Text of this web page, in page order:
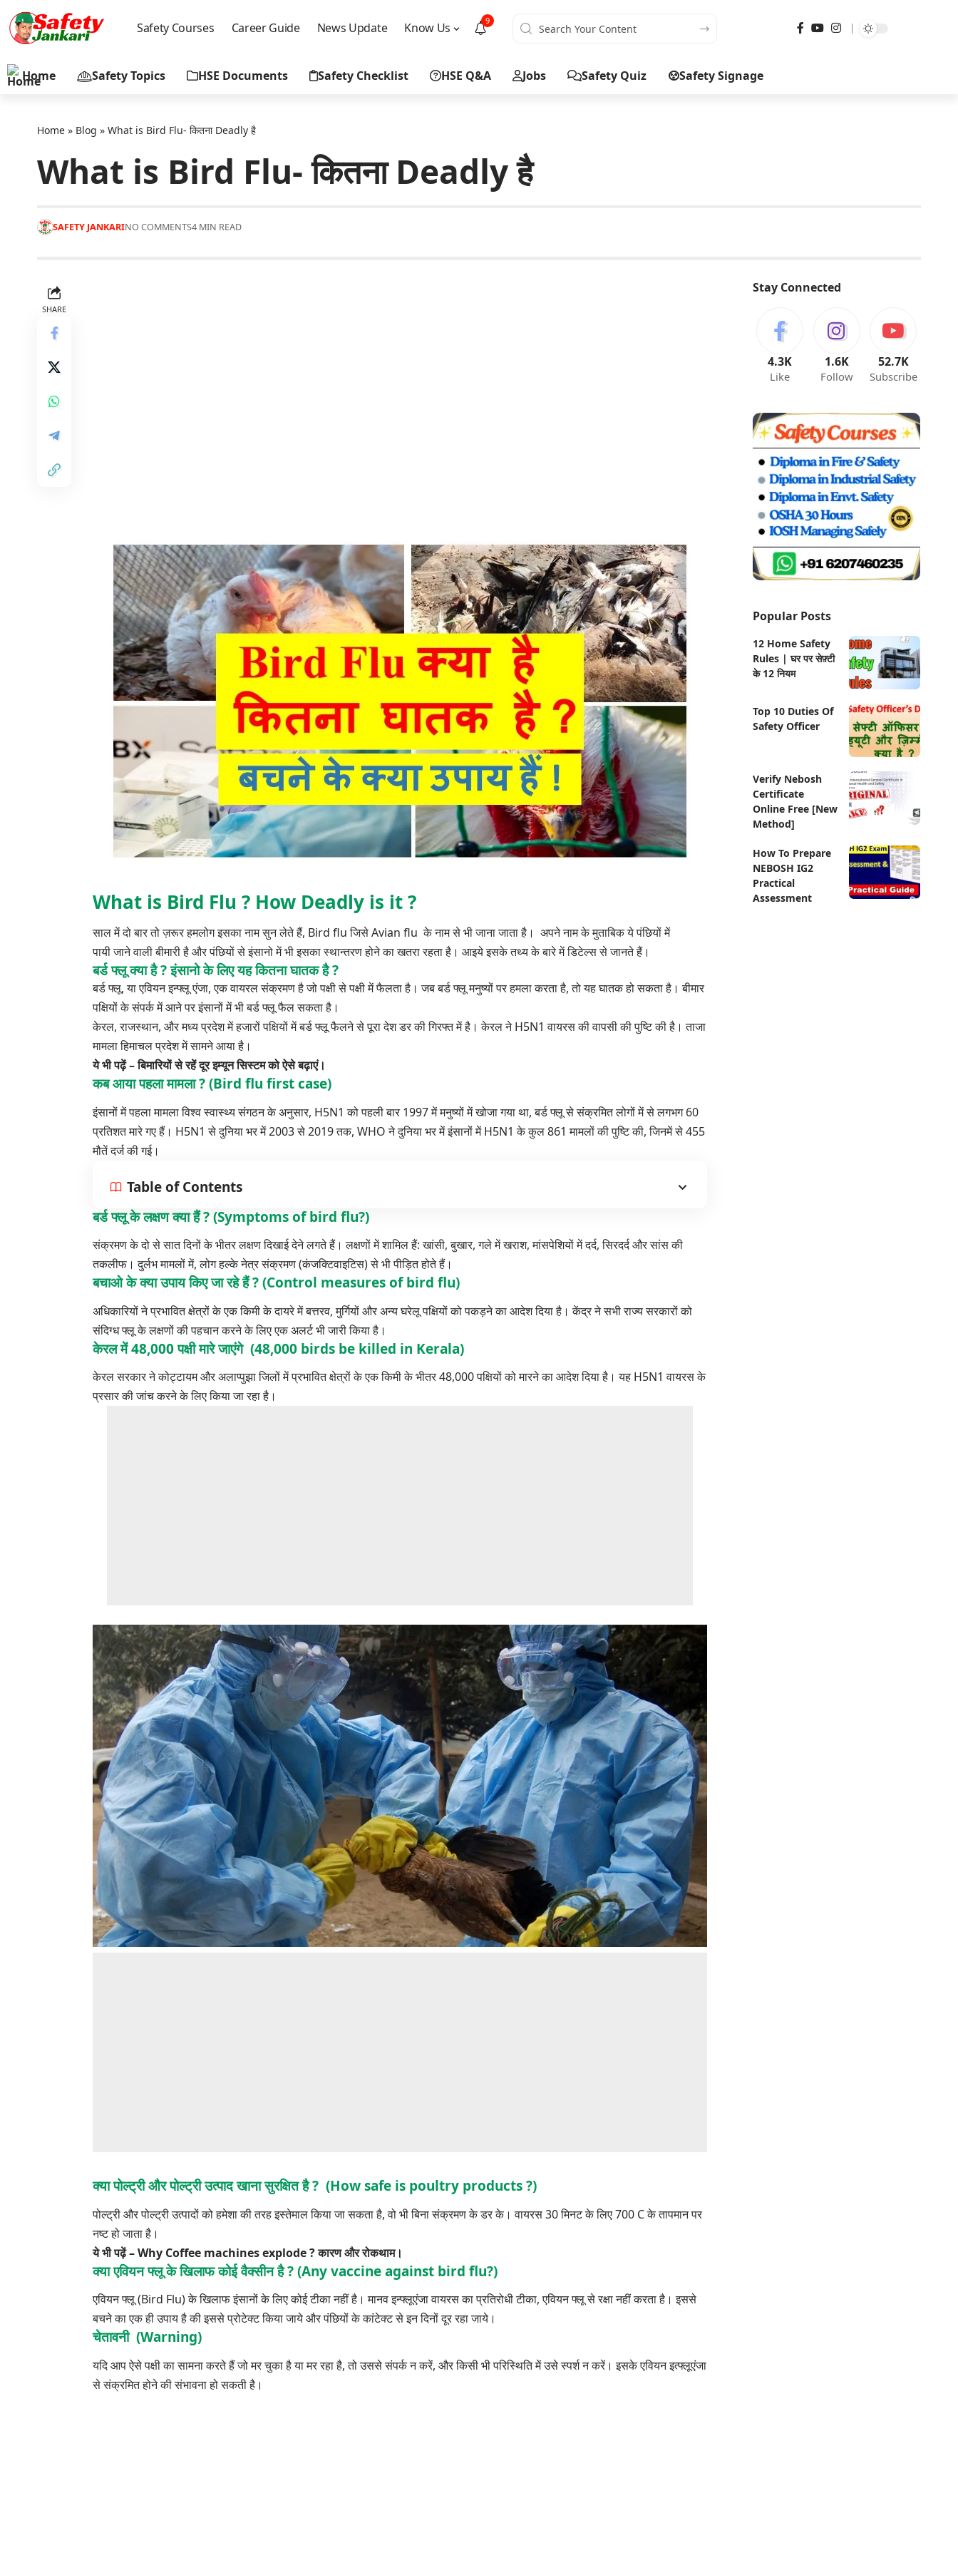
Safety Courses Career Guide News Update Know Us 9
Home Safety Topics HSE Documents Safety Checklist HSE Q&A Jobs Safety Quiz Safety Signage
Home » Blog » What is Bird Flu- कितना Deadly है
What is Bird Flu- कितना Deadly है
SAFETY JANKARINO COMMENTS4 MIN READ
SHARE
What is Bird Flu ? How Deadly is it ?
साल में दो बार तो ज़रूर हमलोग इसका नाम सुन लेते हैं, Bird flu जिसे Avian flu के नाम से भी जाना जाता है। अपने नाम के मुताबिक ये पंछियों में
पायी जाने वाली बीमारी है और पंछियों से इंसानो में भी इसका स्थान्तरण होने का खतरा रहता है। आइये इसके तथ्य के बारे में डिटेल्स से जानते हैं।
बर्ड फ्लू क्या है ? इंसानो के लिए यह कितना घातक है ?
बर्ड फ्लू, या एवियन इन्फ्लू एंजा, एक वायरल संक्रमण है जो पक्षी से पक्षी में फैलता है। जब बर्ड फ्लू मनुष्यों पर हमला करता है, तो यह घातक हो सकता है। बीमार
पक्षियों के संपर्क में आने पर इंसानों में भी बर्ड फ्लू फैल सकता है।
केरल, राजस्थान, और मध्य प्रदेश में हजारों पक्षियों में बर्ड फ्लू फैलने से पूरा देश डर की गिरफ्त में है। केरल ने H5N1 वायरस की वापसी की पुष्टि की है। ताजा
मामला हिमाचल प्रदेश में सामने आया है।
ये भी पढ़ें –बिमारियों से रहें दूर इम्यून सिस्टम को ऐसे बढ़ाएं।
कब आया पहला मामला ? (Bird flu first case)
इंसानों में पहला मामला विश्व स्वास्थ्य संगठन के अनुसार, H5N1 को पहली बार 1997 में मनुष्यों में खोजा गया था, बर्ड फ्लू से संक्रमित लोगों में से लगभग 60
प्रतिशत मारे गए हैं। H5N1 से दुनिया भर में 2003 से 2019 तक, WHO ने दुनिया भर में इंसानों में H5N1 के कुल 861 मामलों की पुष्टि की, जिनमें से 455
मौतें दर्ज की गई।
Table of Contents
बर्ड फ्लू के लक्षण क्या हैं ? (Symptoms of bird flu?)
संक्रमण के दो से सात दिनों के भीतर लक्षण दिखाई देने लगते हैं। लक्षणों में शामिल हैं: खांसी, बुखार, गले में खराश, मांसपेशियों में दर्द, सिरदर्द और सांस की
तकलीफ। दुर्लभ मामलों में, लोग हल्के नेत्र संक्रमण (कंजक्टिवाइटिस) से भी पीड़ित होते हैं।
बचाओ के क्या उपाय किए जा रहे हैं ? (Control measures of bird flu)
अधिकारियों ने प्रभावित क्षेत्रों के एक किमी के दायरे में बत्तरव, मुर्गियों और अन्य घरेलू पक्षियों को पकड़ने का आदेश दिया है। केंद्र ने सभी राज्य सरकारों को
संदिग्ध फ्लू के लक्षणों की पहचान करने के लिए एक अलर्ट भी जारी किया है।
केरल में 48,000 पक्षी मारे जाएंगे (48,000 birds be killed in Kerala)
केरल सरकार ने कोट्टायम और अलाप्पुझा जिलों में प्रभावित क्षेत्रों के एक किमी के भीतर 48,000 पक्षियों को मारने का आदेश दिया है। यह H5N1 वायरस के
प्रसार की जांच करने के लिए किया जा रहा है।
क्या पोल्ट्री और पोल्ट्री उत्पाद खाना सुरक्षित है ? (How safe is poultry products ?)
पोल्ट्री और पोल्ट्री उत्पादों को हमेशा की तरह इस्तेमाल किया जा सकता है, वो भी बिना संक्रमण के डर के। वायरस 30 मिनट के लिए 700 C के तापमान पर
नष्ट हो जाता है।
ये भी पढ़ें –Why Coffee machines explode ? कारण और रोकथाम।
क्या एवियन फ्लू के खिलाफ कोई वैक्सीन है ? (Any vaccine against bird flu?)
एवियन फ्लू (Bird Flu) के खिलाफ इंसानों के लिए कोई टीका नहीं है। मानव इन्फ्लूएंजा वायरस का प्रतिरोधी टीका, एवियन फ्लू से रक्षा नहीं करता है। इससे
बचने का एक ही उपाय है की इससे प्रोटेक्ट किया जाये और पंछियों के कांटेक्ट से इन दिनों दूर रहा जाये।
चेतावनी (Warning)
यदि आप ऐसे पक्षी का सामना करते हैं जो मर चुका है या मर रहा है, तो उससे संपर्क न करें, और किसी भी परिस्थिति में उसे स्पर्श न करें। इसके एवियन इत्फ्लूएंजा
से संक्रमित होने की संभावना हो सकती है।
Stay Connected
4.3K
Like
1.6K
Follow
52.7K
Subscribe
Popular Posts
12 Home Safety
Rules | घर पर सेफ़्टी
के 12 नियम
Top 10 Duties Of
Safety Officer
Verify Nebosh
Certificate
Online Free [New
Method]
How To Prepare
NEBOSH IG2
Practical
Assessment